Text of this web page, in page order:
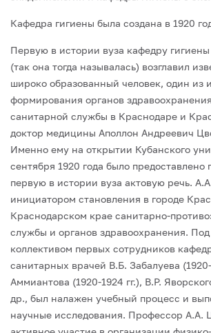
Кафедра гигиены была создана в 1920
Первую в истории вуза кафедру
(так она тогда называлась) возглавил
широко образованный человек, один из
формирования органов
санитарной службы в Краснодаре и
доктор медицины Аполлон Андреевич
Именно ему на открытии Кубанского
сентября 1920 года было предоставлено
первую в истории вуза актовую речь.
инициатором становления в городе
Краснодарском крае санитарно-
службы и органов здpавоохpанения. Под
коллективом первых сотрудников
санитарных врачей В.Б. Забалуева
Аммиантова (1920-1924 гг.), В.Р.
др., был налажен учебный процесс и
научные исследования. Профессор А.А.